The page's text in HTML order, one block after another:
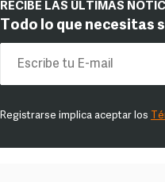
RECIBE LAS ÚLTIMAS
Todo lo que necesitas
Registrarse implica aceptar los